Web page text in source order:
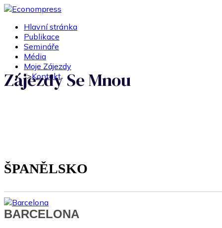
Hlavní stránka
Publikace
Semináře
Média
Moje Zájezdy
">Kontakt
Zájezdy Se Mnou
ŠPANĚLSKO
BARCELONA